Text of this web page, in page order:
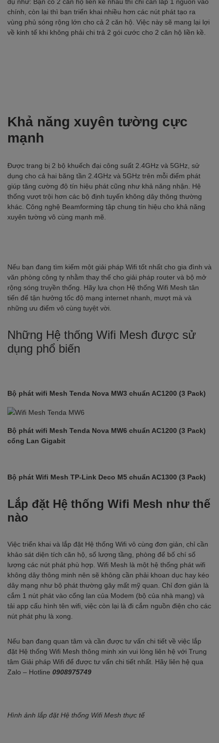
chính, còn lại thì bạn triển khai nhiều hơn các nút phát tạo ra
vùng phủ sóng rộng lớn cho cả 2 căn hộ. Việc này sẽ mang lại lợi
về kinh tế khi không phải chi trả 2 gói cước cho 2 căn hộ liền kề.
Khả năng xuyên tường cực
mạnh
Được trang bị 2 bộ khuếch đại công suất 2.4GHz và 5GHz, sử
dụng cho cả hai băng tần 2.4GHz và 5GHz trên mỗi điểm phát
giúp tăng cường độ tín hiệu phát cũng như khả năng nhận. Hệ
thống vượt trội hơn các bộ định tuyến không dây thông thường
khác. Công nghệ Beamforming tập chung tín hiệu cho khả năng
xuyên tường vô cùng mạnh mẽ.
Nếu bạn đang tìm kiếm một giải pháp Wifi tốt nhất cho gia đình và
văn phòng công ty nhằm thay thế cho giải pháp router và bộ mở
rộng sóng truyền thống. Hãy lựa chọn Hệ thống Wifi Mesh tân
tiến để tận hưởng tốc độ mạng internet nhanh, mượt mà và
những ưu điểm vô cùng tuyệt vời.
Những Hệ thống Wifi Mesh được sử
dụng phổ biến
Bộ phát wifi Mesh Tenda Nova MW3 chuẩn AC1200 (3 Pack)
Bộ phát wifi Mesh Tenda Nova MW6 chuẩn AC1200 (3 Pack)
cổng Lan Gigabit
Bộ phát Wifi Mesh TP-Link Deco M5 chuẩn AC1300 (3 Pack)
Lắp đặt Hệ thống Wifi Mesh như thế
nào
Việc triển khai và lắp đặt Hệ thống Wifi vô cùng đơn giản, chỉ cần
khảo sát diện tích căn hộ, số lượng tầng, phòng để bố chí số
lượng các nút phát phù hợp. Wifi Mesh là một hệ thống phát wifi
không dây thông minh nên sẽ không cần phải khoan dục hay kéo
dây mạng như bộ phát thường gây mất mỹ quan. Chỉ đơn giản là
cắm 1 nút phát vào cổng lan của Modem (bộ của nhà mạng) và
tải app cấu hình tên wifi, việc còn lại là đi cắm nguồn điện cho các
nút phát phụ là xong.
Nếu bạn đang quan tâm và cần được tư vấn chi tiết về việc lắp
đặt Hệ thống Wifi Mesh thông minh xin vui lòng liên hệ với Trung
tâm Giải pháp Wifi để được tư vấn chi tiết nhất. Hãy liên hệ qua
Zalo – Hotline 0908975749
Hình ảnh lắp đặt Hệ thống Wifi Mesh thực tế